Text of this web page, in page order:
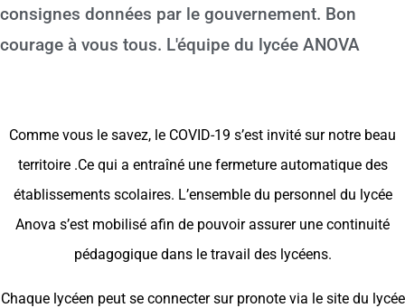
consignes données par le gouvernement. Bon
courage à vous tous. L'équipe du lycée ANOVA
Comme vous le savez, le COVID-19 s’est invité sur notre beau
territoire .Ce qui a entraîné une fermeture automatique des
établissements scolaires. L’ensemble du personnel du lycée
Anova s’est mobilisé afin de pouvoir assurer une continuité
pédagogique dans le travail des lycéens.
Chaque lycéen peut se connecter sur pronote via le site du lycée